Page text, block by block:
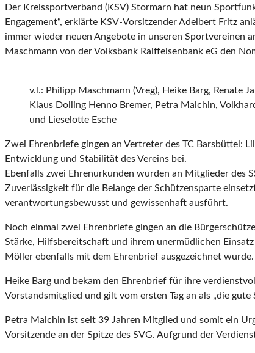
Der Kreissportverband (KSV) Stormarn hat neun
Engagement“, erklärte KSV-Vorsitzender Adelbert Fritz
immer wieder neuen Angebote in unseren Sportvereinen
Maschmann von der Volksbank Raiffeisenbank eG den
v.l.: Philipp Maschmann (Vreg), Heike Barg, Renate
Klaus Dolling Henno Bremer, Petra Malchin,
und Lieselotte Esche
Zwei Ehrenbriefe gingen an Vertreter des TC Barsbüttel:
Entwicklung und Stabilität des Vereins bei.
Ebenfalls zwei Ehrenurkunden wurden an Mitglieder des
Zuverlässigkeit für die Belange der Schützensparte
verantwortungsbewusst und gewissenhaft ausführt.
Noch einmal zwei Ehrenbriefe gingen an die
Stärke, Hilfsbereitschaft und ihrem unermüdlichen
Möller ebenfalls mit dem Ehrenbrief ausgezeichnet wurde.
Heike Barg und bekam den Ehrenbrief für ihre
Vorstandsmitglied und gilt vom ersten Tag an als „die gute
Petra Malchin ist seit 39 Jahren Mitglied und somit ein
Vorsitzende an der Spitze des SVG. Aufgrund der